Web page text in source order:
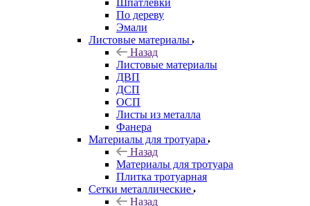
Шпатлевки
По дереву
Эмали
Листовые материалы
Назад
Листовые материалы
ДВП
ДСП
ОСП
Листы из металла
Фанера
Материалы для тротуара
Назад
Материалы для тротуара
Плитка тротуарная
Сетки металлические
Назад